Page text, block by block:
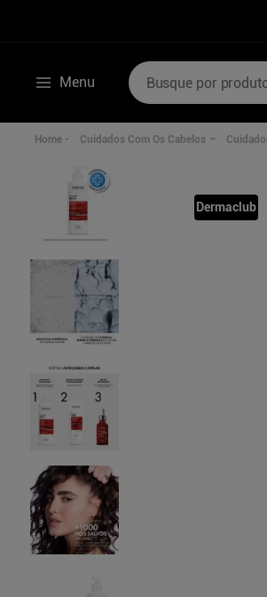
Menu
Busque por produto
Cuidados Com Os Cabelos
Dermaclub
Termos mais
lenzetto